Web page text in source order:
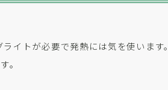
イトが必要で発熱には気を使います。
。